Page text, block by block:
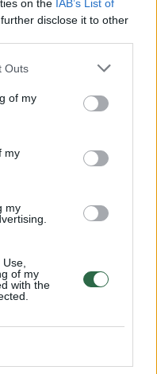
on the IAB’s List of
disclose it to other
Outs
of my
my
my
of my
with the